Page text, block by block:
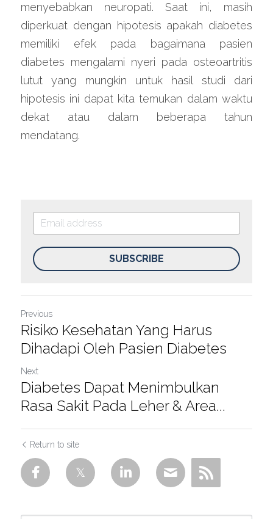
menyebabkan neuropati. Saat ini, masih
diperkuat dengan hipotesis apakah diabetes
memiliki efek pada bagaimana pasien
diabetes mengalami nyeri pada osteoartritis
lutut yang mungkin untuk hasil studi dari
hipotesis ini dapat kita temukan dalam waktu
dekat atau dalam beberapa tahun
mendatang.
SUBSCRIBE
Previous
Risiko Kesehatan Yang Harus
Dihadapi Oleh Pasien Diabetes
Next
Diabetes Dapat Menimbulkan
Rasa Sakit Pada Leher & Area...
Return to site